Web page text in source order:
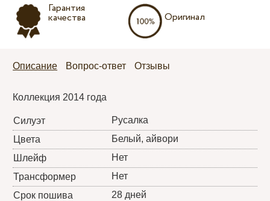
Гарантия
качества Оригинал
Описание Вопрос-ответ Отзывы
Коллекция 2014 года
Силуэт
Русалка
Цвета
Белый, айвори
Шлейф
Нет
Трансформер
Нет
Срок пошива
28 дней